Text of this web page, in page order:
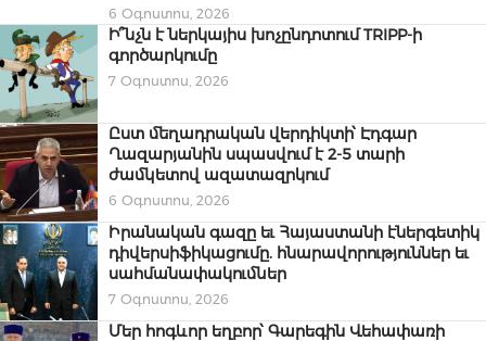
6 Օգոստոս, 2026
Ի՞նչն է ներկայիս խոչընդոտում TRIPP-ի
գործարկումը
7 Օգոստոս, 2026
Ըստ մեղադրական վերդիկտի՝ Էդգար
Ղազարյանին սպասվում է 2-5 տարի
ժամկետով ազատազրկում
6 Օգոստոս, 2026
Իրանական գազը եւ Հայաստանի էներգետիկ
դիվերսիֆիկացումը. հնարավորություններ եւ
սահմանափակումներ
7 Օգոստոս, 2026
Մեր հոգևոր եղբոր՝ Գարեգին Վեհափառի